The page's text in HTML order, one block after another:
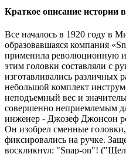
Краткое описание истории
Все началось в 1920 году в
образовавшаяся компания
применила революционную
этим головки составляли с
изготавливались различных
небольшой комплект
неподъемный вес и
совершенно неприемлемым
инженер - Джозеф Джонсон
Он изобрел сменные
фиксировались на ручке.
воскликнул: "Snap-on"!